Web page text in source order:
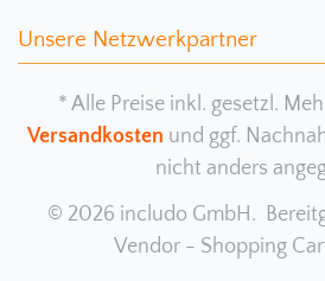
Unsere Netzwerkpartner
* Alle Preise inkl. gesetzl.
Versandkosten und ggf.
nicht anders
© 2026 includo GmbH.
Vendor - Shopping